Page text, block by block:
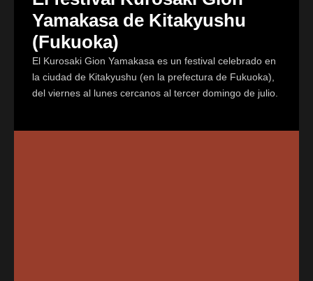
Yamakasa de Kitakyushu
(Fukuoka)
El Kurosaki Gion Yamakasa es un festival celebrado en
la ciudad de Kitakyushu (en la prefectura de Fukuoka),
del viernes al lunes cercanos al tercer domingo de julio.